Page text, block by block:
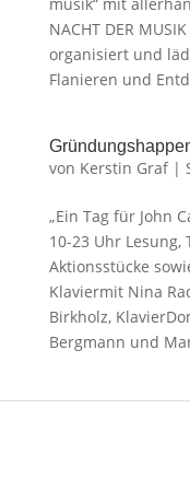
NACHT DER
organisiert und
Flanieren und
von Kerstin Graf|
„Ein Tag für John
10-23 Uhr Lesung,
Aktionsstücke
Klaviermit Nina
Birkholz,
Bergmann und